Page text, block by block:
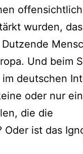
wurden,
Und beim
deutschen
oder nur
die die
ist das